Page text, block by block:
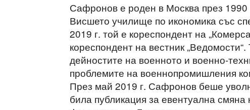
Сафронов е роден в Москва през
Висшето училище по икономика със
2019 г. той е кореспондент на
кореспондент на вестник
дейностите на военното и военно-
проблемите на военнопромишления
През май 2019 г. Сафронов беше
била публикация за евентуална